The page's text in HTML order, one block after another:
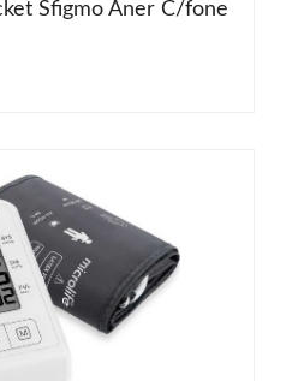
Sfigmo Aner C/fone